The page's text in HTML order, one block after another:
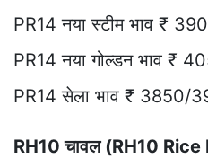
PR14 नया स्टीम भाव ₹
PR14 नया गोल्डन भाव ₹
PR14 सेला भाव ₹ 3850/
RH10 चावल (RH10 Rice